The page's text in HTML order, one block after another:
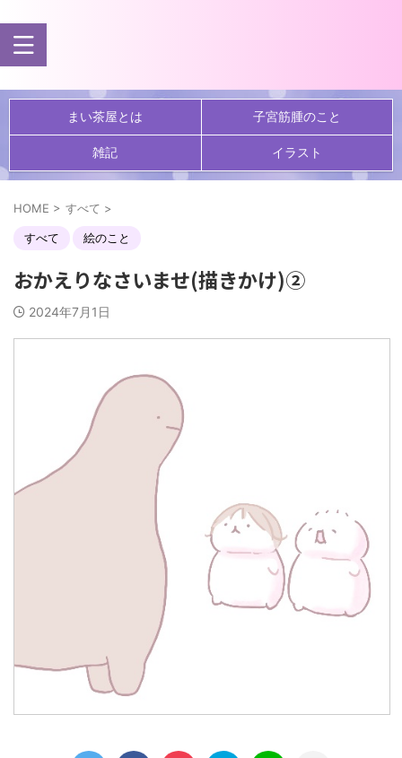
まい茶屋とは 子宮筋腫のこと
雑記 イラスト
HOME > すべて >
すべて 絵のこと
おかえりなさいませ(描きかけ)②
2024年7月1日